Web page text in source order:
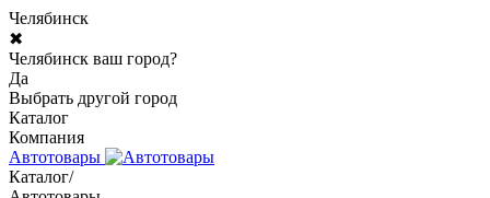
Челябинск
✖
Челябинск ваш город?
Да
Выбрать другой город
Каталог
Компания
Автотовары
Каталог/